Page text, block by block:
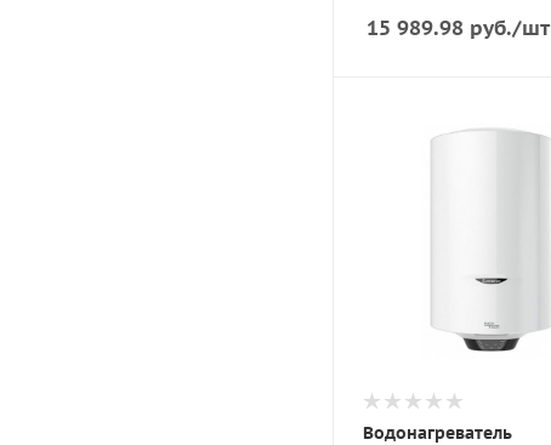
15 989.98 руб./шт
Водонагреватель